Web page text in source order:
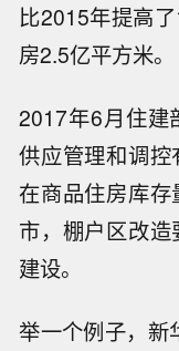
比2015年提高
房2.5亿平方米。
2017年6月住建
供应管理和调控
在商品住房库
市，棚户区改
建设。
举一个例子，新